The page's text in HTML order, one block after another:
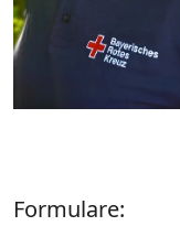
Formulare: